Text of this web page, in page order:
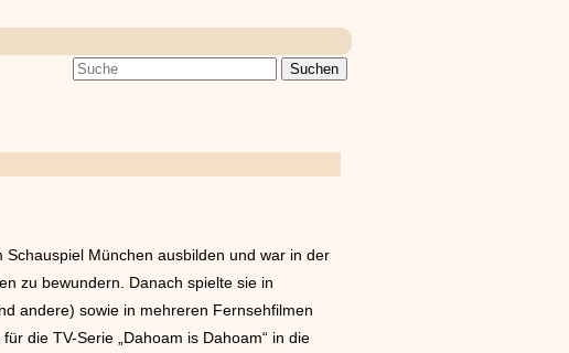
München ausbilden und war in der
zu bewundern. Danach spielte sie in
andere) sowie in mehreren Fernsehfilmen
die TV-Serie „Dahoam is Dahoam“ in die